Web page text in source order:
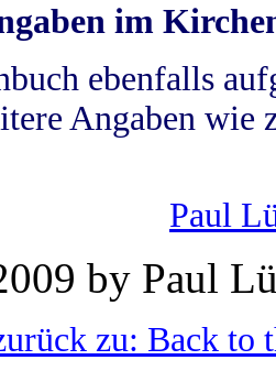
im
ebenfalls
Angaben wie
Paul
by Paul
zu: Back to